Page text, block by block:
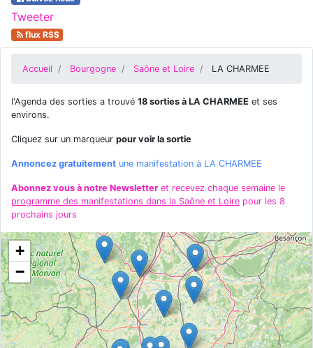
Tweeter
flux RSS
Accueil Bourgogne Saône et Loire LA CHARMEE
l'Agenda des sorties a trouvé 18 sorties à LA CHARMEE et ses
environs.
Cliquez sur un marqueur pour voir la sortie
Annoncez gratuitement une manifestation à LA CHARMEE
Abonnez vous à notre Newsletter et recevez chaque semaine le
programme des manifestations dans la Saône et Loire pour les 8
prochains jours
+
−